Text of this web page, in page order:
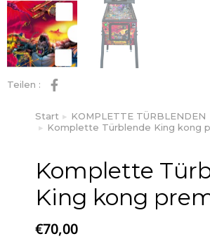
Teilen :
Sie befinden sich hier:
Start
KOMPLETTE TÜRBLENDEN
Komplette Türblende King kong
Komplette
King kong
€70,00